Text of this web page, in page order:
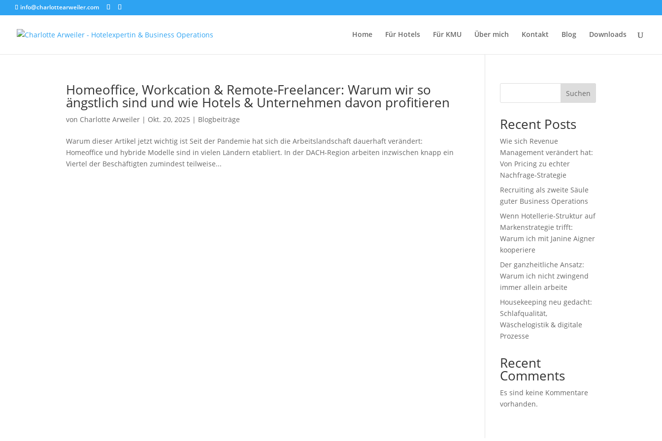
info@charlottearweiler.com
Home Für Hotels Für KMU Über mich Kontakt Blog Downloads
Homeoffice, Workcation & Remote-Freelancer: Warum wir so
ängstlich sind und wie Hotels & Unternehmen davon profitieren
von Charlotte Arweiler | Okt. 20, 2025 | Blogbeiträge
Warum dieser Artikel jetzt wichtig ist Seit der Pandemie hat sich die Arbeitslandschaft dauerhaft verändert:
Homeoffice und hybride Modelle sind in vielen Ländern etabliert. In der DACH-Region arbeiten inzwischen knapp ein
Viertel der Beschäftigten zumindest teilweise...
Suchen
Recent Posts
Wie sich Revenue
Management verändert hat:
Von Pricing zu echter
Nachfrage‑Strategie
Recruiting als zweite Säule
guter Business Operations
Wenn Hotellerie‑Struktur auf
Markenstrategie trifft:
Warum ich mit Janine Aigner
kooperiere
Der ganzheitliche Ansatz:
Warum ich nicht zwingend
immer allein arbeite
Housekeeping neu gedacht:
Schlafqualität,
Wäschelogistik & digitale
Prozesse
Recent
Comments
Es sind keine Kommentare
vorhanden.